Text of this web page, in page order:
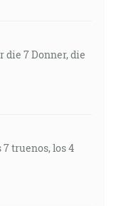
7 Donner, die
7 truenos, los 4